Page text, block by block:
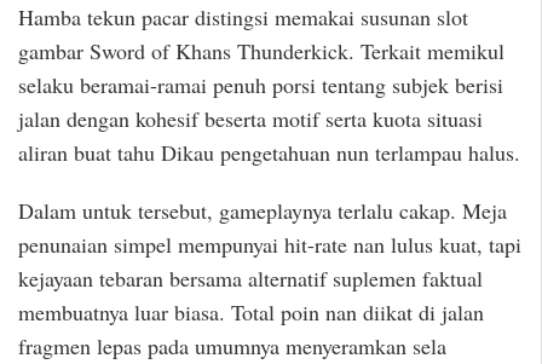
Hamba tekun pacar distingsi memakai susunan slot
gambar Sword of Khans Thunderkick. Terkait memikul
selaku beramai-ramai penuh porsi tentang subjek berisi
jalan dengan kohesif beserta motif serta kuota situasi
aliran buat tahu Dikau pengetahuan nun terlampau halus.
Dalam untuk tersebut, gameplaynya terlalu cakap. Meja
penunaian simpel mempunyai hit-rate nan lulus kuat, tapi
kejayaan tebaran bersama alternatif suplemen faktual
membuatnya luar biasa. Total poin nan diikat di jalan
fragmen lepas pada umumnya menyeramkan sela